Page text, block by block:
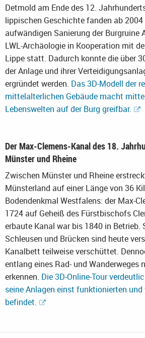
Detmold am Ende des 12.
lippischen Geschichte fanden ab
aufwändigen Sanierung der Burgruine
LWL-Archäologie in Kooperation mit
Lippe statt. Dadurch konnte die über
der Anlage und ihrer
ergründet werden. Das 3D-Modell der
mittelalterlichen Gebäude macht
Lebenswelten auf der Burg greifbar.
Der Max-Clemens-Kanal des 18.
Münster und Rheine
Zwischen Münster und Rheine
Münsterland auf einer Länge von 36
Bodendenkmal Westfalens: der Max-
1724 auf Geheiß des Fürstbischofs
erbaute Kanal war bis 1840 in Betrieb.
Schleusen und Brücken sind heute
Kanalbett teilweise verschüttet.
entlang eines Rad- und Wanderweges
erkennen. Die 3D-Online-Tour
seine Anlagen einst funktionierten
befindet.